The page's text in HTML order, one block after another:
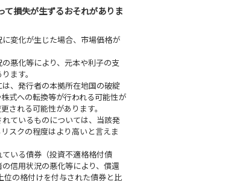
損失が生ずるおそれがありま
変化が生じた場合、市場価格が
悪化等により、元本や利子の支
ます。
、発行者の本拠所在地国の破綻
式への転換等が行われる可能性が
される可能性があります。
ているものについては、当該発
スクの程度はより高いと言えま
いる債券（投資不適格格付債
信用状況の悪化等により、償還
の格付けを付与された債券と比